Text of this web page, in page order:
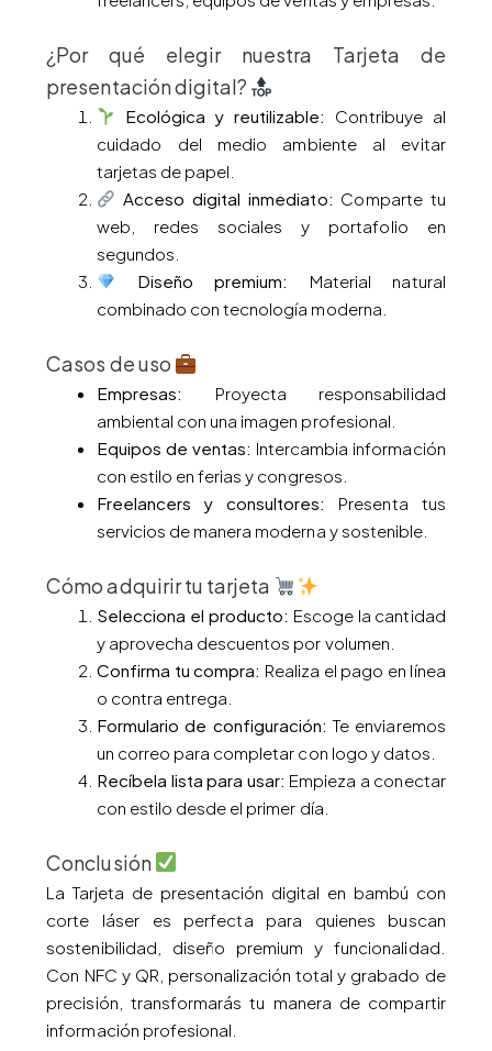
¿Por qué elegir nuestra Tarjeta de
presentación digital?
Ecológica y reutilizable:
Contribuye al
cuidado del medio ambiente al evitar
tarjetas de papel.
Acceso digital inmediato: Comparte tu
web, redes sociales y portafolio en
segundos.
Diseño premium:
Material natural
combinado con tecnología moderna.
Casos de uso
Empresas:
Proyecta responsabilidad
ambiental con una imagen profesional.
Equipos de ventas: Intercambia información
con estilo en ferias y congresos.
Freelancers y consultores:
Presenta tus
servicios de manera moderna y sostenible.
Cómo adquirir tu tarjeta
Selecciona el producto: Escoge la cantidad
y aprovecha descuentos por volumen.
Confirma tu compra: Realiza el pago en línea
o contra entrega.
Formulario de configuración: Te enviaremos
un correo para completar con logo y datos.
Recíbela lista para usar: Empieza a conectar
con estilo desde el primer día.
Conclusión
La Tarjeta de presentación digital en bambú con
corte láser es perfecta para quienes buscan
sostenibilidad, diseño premium y funcionalidad.
Con NFC y QR, personalización total y grabado de
precisión, transformarás tu manera de compartir
información profesional.